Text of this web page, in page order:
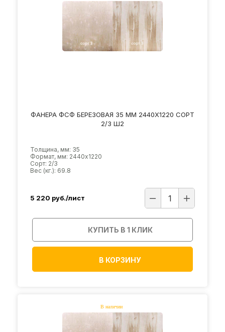
ФАНЕРА ФСФ БЕРЕЗОВАЯ 35 ММ 2440Х1220 СОРТ
2/3 Ш2
Толщина, мм: 35
Формат, мм: 2440х1220
Сорт: 2/3
Вес (кг.): 69.8
5 220 руб./лист
КУПИТЬ В 1 КЛИК
В КОРЗИНУ